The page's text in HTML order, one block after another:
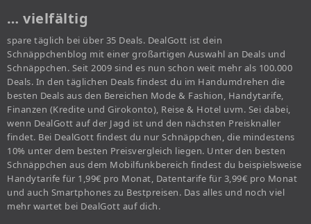
… vielfältig
spare täglich bei über 35 Deals. DealGott ist dein
Schnäppchenblog mit einer großartigen Auswahl an Deals und
Schnäppchen. Seit 2009 sind es nun schon weit mehr als 100.000
Deals. In den täglichen Deals findest du im Handumdrehen die
besten Deals aus den Bereichen Mode & Fashion, Handytarife,
Finanzen (Kredite und Girokonto), Reise & Hotel uvm. Sei dabei,
wenn DealGott auf der Jagd ist und den nächsten Preisknaller
findet. Bei DealGott findest du nur Schnäppchen, die mindestens
10% unter dem besten Preisvergleich liegen. Unter den besten
Schnäppchen aus dem Mobilfunkbereich findest du beispielsweise
Handytarife für 1,99€ pro Monat, Datentarife für 3,99€ pro Monat
und auch Smartphones zu Bestpreisen. Das alles und noch viel
mehr wartet bei DealGott auf dich.